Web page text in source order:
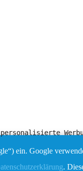
ein. Google
.